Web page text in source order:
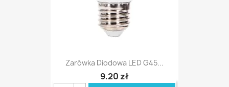
Zarówka Diodowa LED G45...
9,20 zł